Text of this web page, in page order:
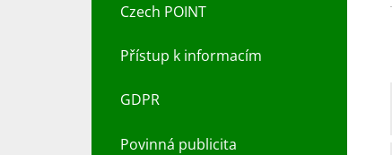
Czech POINT
Přístup k informacím
GDPR
Povinná publicita